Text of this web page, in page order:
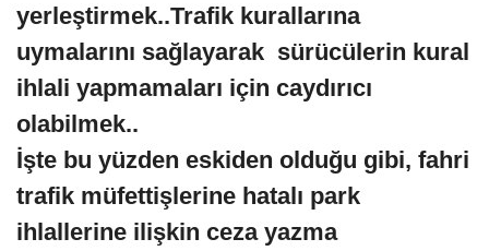
yerleştirmek..Trafik kurallarına
uymalarını sağlayarak sürücülerin kural
ihlali yapmamaları için caydırıcı
olabilmek..
İşte bu yüzden eskiden olduğu gibi, fahri
trafik müfettişlerine hatalı park
ihlallerine ilişkin ceza yazma